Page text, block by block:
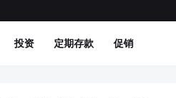
投资 定期存款 促销